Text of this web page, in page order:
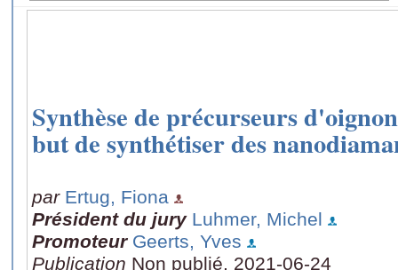
Synthèse de précurseurs
but de synthétiser des
par Ertug, Fiona
Président du jury Luhmer, Michel
Promoteur Geerts, Yves
Publication Non publié, 2021-06-24